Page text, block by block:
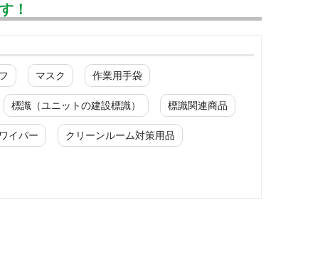
！
マスク 作業用手袋
標識（ユニットの建設標識） 標識関連商品
ワイパー クリーンルーム対策用品